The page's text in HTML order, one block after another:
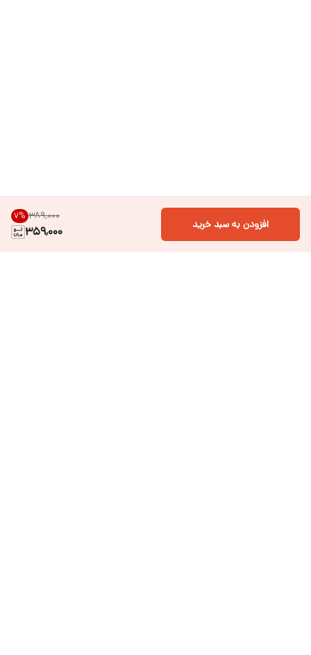
۳۸۹٬۰۰۰ 7%
359,000 افزودن به سبد خرید